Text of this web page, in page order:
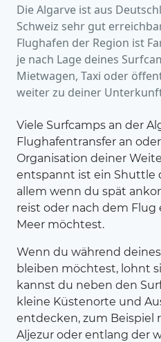
Die Algarve ist aus
Schweiz sehr gut
Flughafen der Region ist
je nach Lage deines
Mietwagen, Taxi oder
weiter zu deiner
Viele Surfcamps an der
Flughafentransfer an
Organisation deiner
entspannt ist ein Shuttle
allem wenn du spät
reist oder nach dem Flug
Meer möchtest.
Wenn du während
bleiben möchtest, lohnt
kannst du neben den
kleine Küstenorte und
entdecken, zum Beispiel
Aljezur oder entlang der